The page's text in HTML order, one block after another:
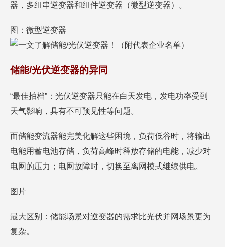
器，多组串逆变器和组件逆变器（微型逆变器）。
图：微型逆变器
储能/光伏逆变器的异同
“最佳拍档”：光伏逆变器只能在白天发电，发电功率受到
天气影响，具有不可预见性等问题。
而储能变流器能完美化解这些困境，负荷低谷时，将输出
电能用蓄电池存储，负荷高峰时释放存储的电能，减少对
电网的压力；电网故障时，切换至离网模式继续供电。
图片
最大区别：储能场景对逆变器的需求比光伏并网场景更为
复杂。